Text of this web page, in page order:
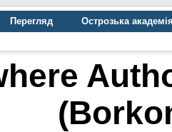
Перегляд
Острозька